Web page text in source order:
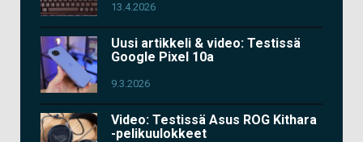
13.4.2026
Uusi artikkeli & video: Testissä
Google Pixel 10a
9.3.2026
Video: Testissä Asus ROG Kithara
-pelikuulokkeet